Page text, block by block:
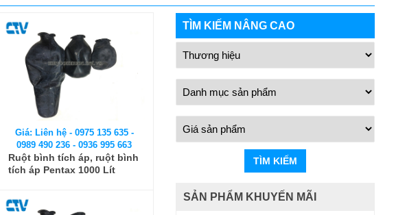
Giá: Liên hệ - 0975 135 635 -
0989 490 236 - 0936 995 663
Ruột bình tích áp, ruột bình
tích áp Pentax 1000 Lít
TÌM KIẾM NÂNG CAO
TÌM KIẾM
SẢN PHẨM KHUYẾN MÃI